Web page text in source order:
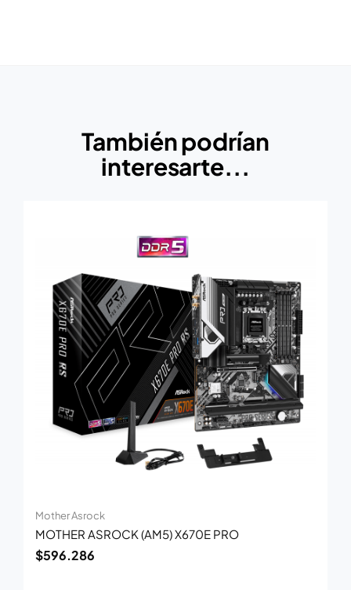
También podrían
interesarte...
Mother Asrock
MOTHER ASROCK (AM5) X670E PRO
$596.286